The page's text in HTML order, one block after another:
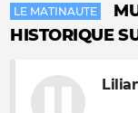
LE MATINAUTE
HISTORIQUE